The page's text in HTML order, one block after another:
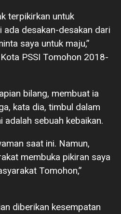
terpikirkan untuk
ada desakan-desakan dari
saya untuk maju,”
PSSI Tomohon 2018-
bilang, membuat ia
kata dia, timbul dalam
adalah sebuah kebaikan.
saat ini. Namun,
membuka pikiran saya
Tomohon,”
diberikan kesempatan